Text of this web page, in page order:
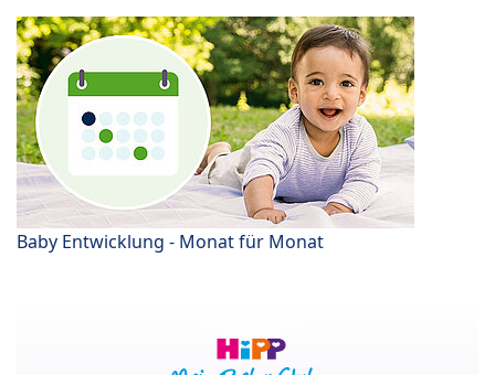
Baby Entwicklung - Monat für Monat